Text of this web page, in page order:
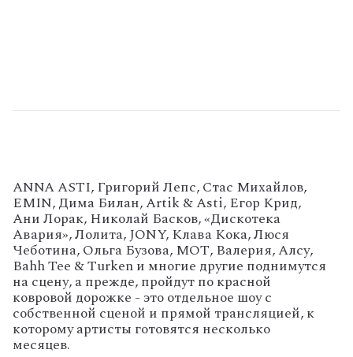
ANNA ASTI, Григорий Лепс, Стас Михайлов,
EMIN, Дима Билан, Artik & Asti, Егор Крид,
Ани Лорак, Николай Басков, «Дискотека
Авария», Лолита, JONY, Клава Кока, Люся
Чеботина, Ольга Бузова, МОТ, Валерия, Алсу,
Bahh Tee & Turken и многие другие поднимутся
на сцену, а прежде, пройдут по красной
ковровой дорожке - это отдельное шоу с
собственной сценой и прямой трансляцией, к
которому артисты готовятся несколько
месяцев.